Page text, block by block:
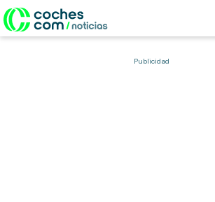
Publicidad